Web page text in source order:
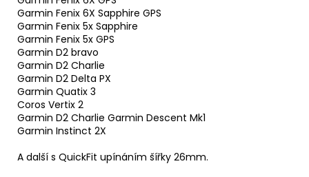
Garmin Fenix 6X Sapphire GPS
Garmin Fenix 5x Sapphire
Garmin Fenix 5x GPS
Garmin D2 bravo
Garmin D2 Charlie
Garmin D2 Delta PX
Garmin Quatix 3
Coros Vertix 2
Garmin D2 Charlie Garmin Descent Mk1
Garmin Instinct 2X
A další s QuickFit upínáním šířky 26mm.